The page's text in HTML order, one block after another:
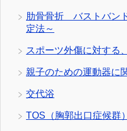
肋骨骨折 バストバン
定法～
スポーツ外傷に対する
親子のための運動器に
交代浴
TOS（胸郭出口症候群